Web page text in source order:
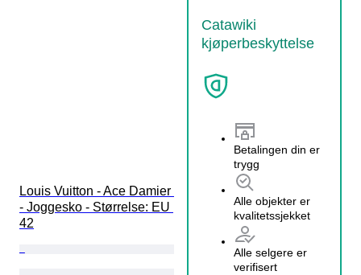
Catawiki
kjøperbeskyttelse
Betalingen din er
trygg
Alle objekter er
kvalitetssjekket
Alle selgere er
verifisert
Louis Vuitton - Ace Damier
- Joggesko - Størrelse: EU
42